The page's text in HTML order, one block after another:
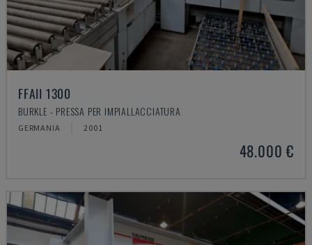
FFAII 1300
BURKLE - PRESSA PER IMPIALLACCIATURA
GERMANIA 2001
48.000 €